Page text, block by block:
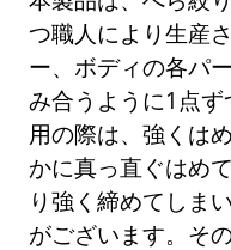
つ職人により生産
ー、ボディの各パ
み合うように1点
用の際は、強くは
かに真っ直ぐはめ
り強く締めてしま
がございます。そ